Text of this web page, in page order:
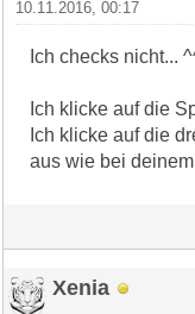
10.11.2016, 00:17
Ich checks nicht...
Ich klicke auf die
Ich klicke auf die
aus wie bei
Xenia